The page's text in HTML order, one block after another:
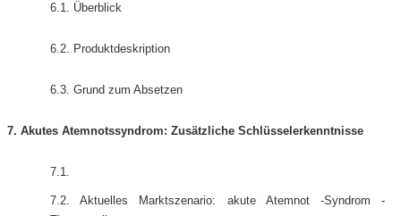
6.1. Überblick
6.2. Produktdeskription
6.3. Grund zum Absetzen
7. Akutes Atemnotssyndrom: Zusätzliche Schlüsselerkenntnisse
7.1.
7.2. Aktuelles Marktszenario: akute Atemnot -Syndrom -